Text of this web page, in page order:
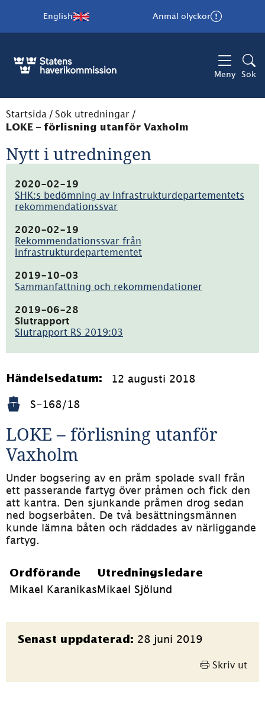
English Anmäl olyckor
Meny Sök
Startsida / Sök utredningar /
LOKE – förlisning utanför Vaxholm
Nytt i utredningen
2020-02-19
SHK:s bedömning av Infrastrukturdepartementets
rekommendationssvar
1.7MB)
2020-02-19
Rekommendationssvar från
Infrastrukturdepartementet
465kB)
2019-10-03
Sammanfattning och rekommendationer
128kB)
2019-06-28
Slutrapport
Slutrapport RS 2019:03
9.3MB)
Händelsedatum: 12 augusti 2018
S-168/18
LOKE – förlisning utanför
Vaxholm
Under bogsering av en pråm spolade svall från
ett passerande fartyg över pråmen och fick den
att kantra. Den sjunkande pråmen drog sedan
ned bogserbåten. De två besättningsmännen
kunde lämna båten och räddades av närliggande
fartyg.
Ordförande
Mikael Karanikas
Utredningsledare
Mikael Sjölund
Sidinformation
Senast uppdaterad: 28 juni 2019
Skriv ut